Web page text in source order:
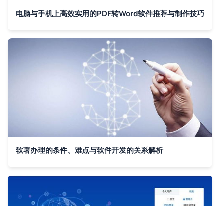
电脑与手机上高效实用的PDF转Word软件推荐与制作技巧
软著办理的条件、难点与软件开发的关系解析